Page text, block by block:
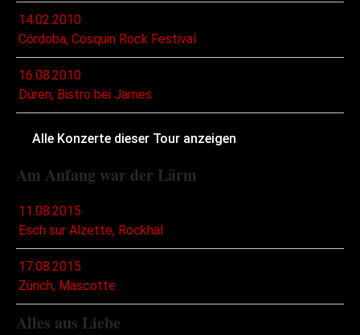
14.02.2010
Córdoba, Cosquin Rock Festival
16.08.2010
Düren, Bistro bei James
Alle Konzerte dieser Tour anzeigen
Am Anfang war der Lärm
11.08.2015
Esch sur Alzette, Rockhal
17.08.2015
Zürich, Mascotte
Alles aus Liebe